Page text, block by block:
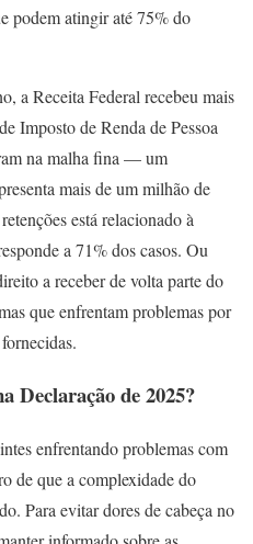
podem atingir até 75% do
a Receita Federal recebeu mais
Imposto de Renda de Pessoa
na malha fina — um
mais de um milhão de
está relacionado à
a 71% dos casos. Ou
a receber de volta parte do
que enfrentam problemas por
Declaração de 2025?
enfrentando problemas com
de que a complexidade do
Para evitar dores de cabeça no